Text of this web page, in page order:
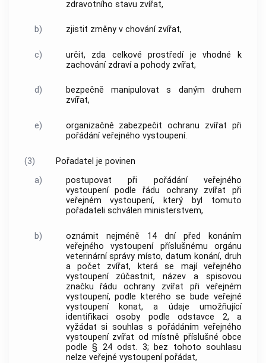
zdravotního stavu zvířat,
b) zjistit změny v chování zvířat,
c)
určit, zda celkové prostředí je vhodné k
zachování zdraví a pohody zvířat,
d)
bezpečně manipulovat s daným druhem
zvířat,
e)
organizačně zabezpečit ochranu zvířat při
pořádání veřejného vystoupení.
(3)
Pořadatel je povinen
a)
postupovat při pořádání veřejného
vystoupení podle řádu ochrany zvířat při
veřejném vystoupení, který byl tomuto
pořadateli schválen ministerstvem,
b)
oznámit nejméně 14 dní před konáním
veřejného vystoupení příslušnému orgánu
veterinární správy místo, datum konání, druh
a počet zvířat, která se mají veřejného
vystoupení zúčastnit, název a spisovou
značku řádu ochrany zvířat při veřejném
vystoupení, podle kterého se bude veřejné
vystoupení konat, a údaje umožňující
identifikaci osoby podle odstavce 2, a
vyžádat si souhlas s pořádáním veřejného
vystoupení zvířat od místně příslušné obce
podle § 24 odst. 3; bez tohoto souhlasu
nelze veřejné vystoupení pořádat,